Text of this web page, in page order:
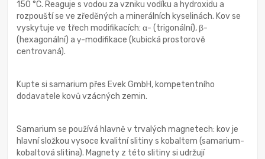
150 °C. Reaguje s vodou za vzniku vodíku a hydroxidu a
rozpouští se ve zředěných a minerálních kyselinách. Kov se
vyskytuje ve třech modifikacích: α- (trigonální), β-
(hexagonální) a γ-modifikace (kubická prostorově
centrovaná).
Kupte si samarium přes Evek GmbH, kompetentního
dodavatele kovů vzácných zemin.
Samarium se používá hlavně v trvalých magnetech: kov je
hlavní složkou vysoce kvalitní slitiny s kobaltem (samarium-
kobaltová slitina). Magnety z této slitiny si udržují